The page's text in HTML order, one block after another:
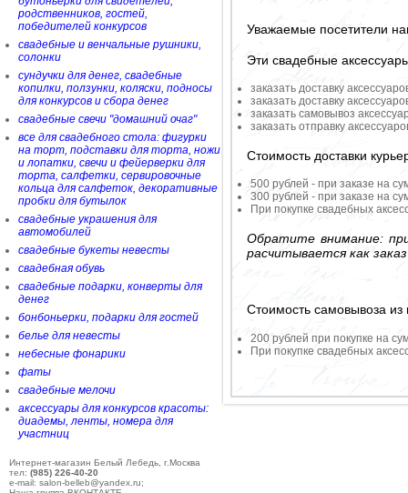
родственников, гостей,
победителей конкурсов
свадебные и венчальные рушники,
солонки
сундучки для денег, свадебные
копилки, ползунки, коляски, подносы
для конкурсов и сбора денег
свадебные свечи "домашний очаг"
все для свадебного стола: фигурки
на торт, подставки для торта, ножи
и лопатки, свечи и фейерверки для
торта, салфетки, сервировочные
кольца для салфеток, декоративные
пробки для бутылок
свадебные украшения для
автомобилей
свадебные букеты невесты
свадебная обувь
свадебные подарки, конверты для
денег
бонбоньерки, подарки для гостей
белье для невесты
небесные фонарики
фаты
свадебные мелочи
аксессуары для конкурсов красоты:
диадемы, ленты, номера для
участниц
Интернет-магазин Белый Лебедь, г.Москва
тел: (985) 226-40-20
e-mail: salon-belleb@yandex.ru;
Уважаемые посетители
Эти свадебные
заказать доставку
заказать доставку
заказать самовывоз
заказать отправку
Стоимость доставки
500 рублей - при заказе на
300 рублей - при заказе на
При покупке свадебных
Обратите внимание:
расчитывается как
Стоимость самовывоза из
200 рублей при покупке на
При покупке свадебных